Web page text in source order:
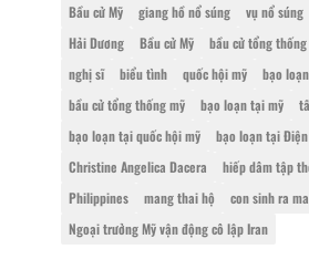
Bầu cử Mỹ
giang hồ nổ súng vụ nổ súng
Hải Dương
Bầu cử Mỹ bầu cử tổng
nghị sĩ
biểu tình quốc hội mỹ
bạo
bầu cử tổng thống mỹ
bạo loạn tại mỹ
bạo loạn tại quốc hội mỹ
bạo loạn tại
Christine Angelica Dacera
hiếp dâm tập
Philippines
mang thai hộ con sinh ra
Ngoại trưởng Mỹ vận động cô lập Iran